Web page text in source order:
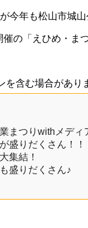
今年も松山市城山
の「えひめ・ま
含む場合があり
まつりwithメデ
盛りだくさん！！
集結！
盛りだくさん♪